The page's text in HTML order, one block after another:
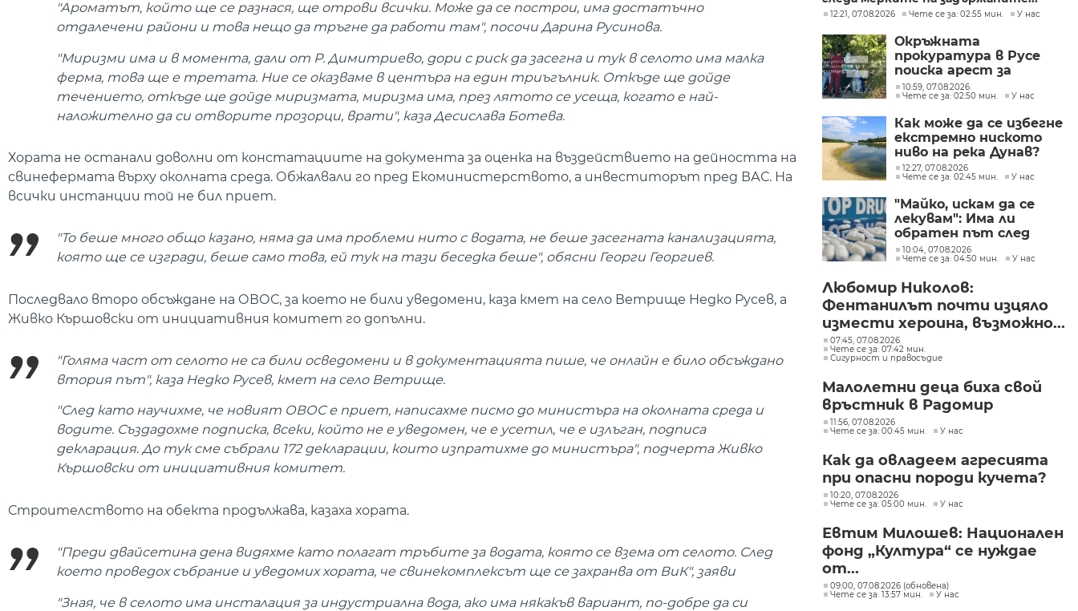
"Ароматът, който ще се разнася, ще отрови всички. Може да се построи, има достатъчно
отдалечени райони и това нещо да тръгне да работи там", посочи Дарина Русинова.
"Миризми има и в момента, дали от Р. Димитриево, дори с риск да засегна и тук в селото има малка
ферма, това ще е третата. Ние се оказваме в центъра на един триъгълник. Откъде ще дойде
течението, откъде ще дойде миризмата, миризма има, през лятото се усеща, когато е най-
наложително да си отворите прозорци, врати", каза Десислава Ботева.
Хората не останали доволни от констатациите на документа за оценка на въздействието на дейността на
свинефермата върху околната среда. Обжалвали го пред Екоминистерството, а инвеститорът пред ВАС. На
всички инстанции той не бил приет.
"То беше много общо казано, няма да има проблеми нито с водата, не беше засегната канализацията,
която ще се изгради, беше само това, ей тук на тази беседка беше", обясни Георги Георгиев.
Последвало второ обсъждане на ОВОС, за което не били уведомени, каза кмет на село Ветрище Недко Русев, а
Живко Кършовски от инициативния комитет го допълни.
"Голяма част от селото не са били осведомени и в документацията пише, че онлайн е било обсъждано
втория път", каза Недко Русев, кмет на село Ветрище.
"След като научихме, че новият ОВОС е приет, написахме писмо до министъра на околната среда и
водите. Създадохме подписка, всеки, който не е уведомен, че е усетил, че е излъган, подписа
декларация. До тук сме събрали 172 декларации, които изпратихме до министъра", подчерта Живко
Кършовски от инициативния комитет.
Строителството на обекта продължава, казаха хората.
"Преди двайсетина дена видяхме като полагат тръбите за водата, която се взема от селото. След
което проведох събрание и уведомих хората, че свинекомплексът ще се захранва от ВиК", заяви
"Зная, че в селото има инсталация за индустриална вода, ако има някакъв вариант, по-добре да си
12:21, 07.08.2026 Чете се за: 02:55 мин. У нас
Окръжната
прокуратура в Русе
поиска арест за
петима от
участниците в
групите, свързани с
разбитата
лаборатория за
фентанил
10:59, 07.08.2026
Чете се за: 02:50 мин.
У нас
Как може да се избегне
екстремно ниското
ниво на река Дунав?
12:27, 07.08.2026
Чете се за: 02:45 мин.
У нас
"Майко, искам да се
лекувам": Има ли
обратен път след
фентанила
10:04, 07.08.2026
Чете се за: 04:50 мин.
У нас
Любомир Николов:
Фентанилът почти изцяло
измести хероина, възможно...
07:45, 07.08.2026
Чете се за: 07:42 мин.
Сигурност и правосъдие
Малолетни деца биха свой
връстник в Радомир
11:56, 07.08.2026
Чете се за: 00:45 мин.
У нас
Как да овладеем агресията
при опасни породи кучета?
10:20, 07.08.2026
Чете се за: 05:00 мин.
У нас
Евтим Милошев: Национален
фонд „Култура“ се нуждае
от...
09:00, 07.08.2026 (обновена)
Чете се за: 13:57 мин.
У нас